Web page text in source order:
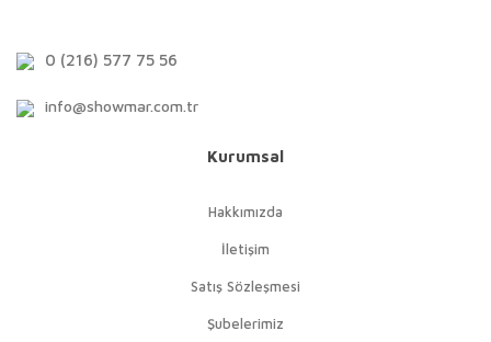
0 (216) 577 75 56
info@showmar.com.tr
Kurumsal
Hakkımızda
İletişim
Satış Sözleşmesi
Şubelerimiz